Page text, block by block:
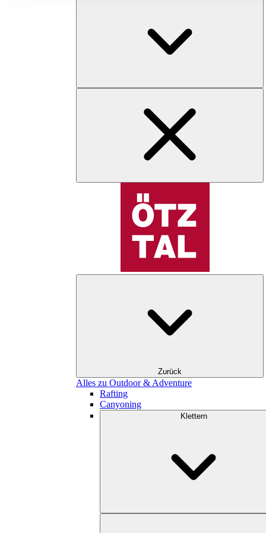
Zurück
Alles zu Outdoor & Adventure
Rafting
Canyoning
Klettern